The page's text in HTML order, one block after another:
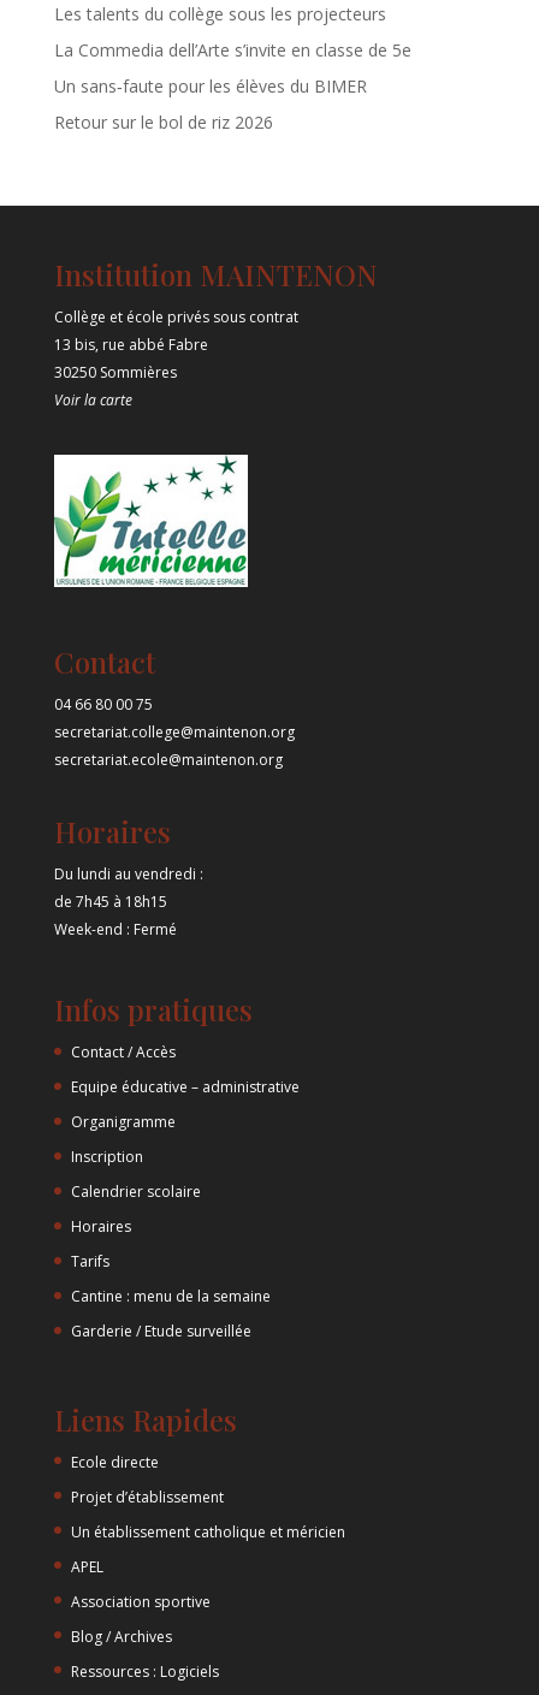
Les talents du collège sous les projecteurs
La Commedia dell’Arte s’invite en classe de 5e
Un sans‑faute pour les élèves du BIMER
Retour sur le bol de riz 2026
Institution MAINTENON
Collège et école privés sous contrat
13 bis, rue abbé Fabre
30250 Sommières
Voir la carte
Contact
04 66 80 00 75
secretariat.college@maintenon.org
secretariat.ecole@maintenon.org
Horaires
Du lundi au vendredi :
de 7h45 à 18h15
Week-end : Fermé
Infos pratiques
Contact / Accès
Equipe éducative – administrative
Organigramme
Inscription
Calendrier scolaire
Horaires
Tarifs
Cantine : menu de la semaine
Garderie / Etude surveillée
Liens Rapides
Ecole directe
Projet d’établissement
Un établissement catholique et méricien
APEL
Association sportive
Blog / Archives
Ressources : Logiciels